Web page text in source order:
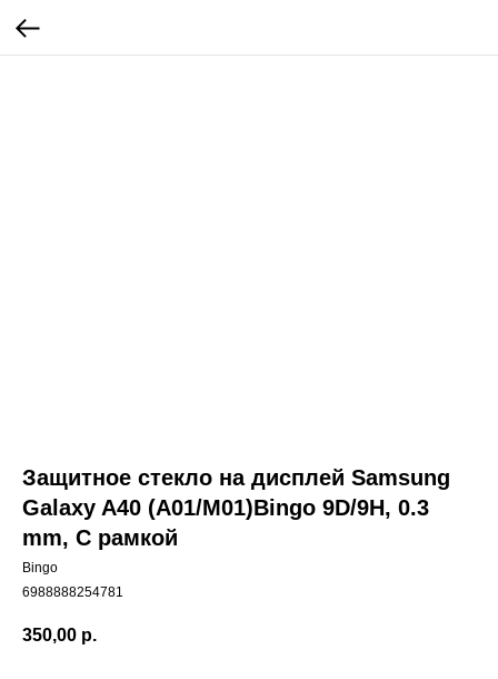
Защитное стекло на дисплей Samsung
Galaxy A40 (A01/M01)Bingo 9D/9H, 0.3
mm, С рамкой
Bingo
6988888254781
350,00 р.